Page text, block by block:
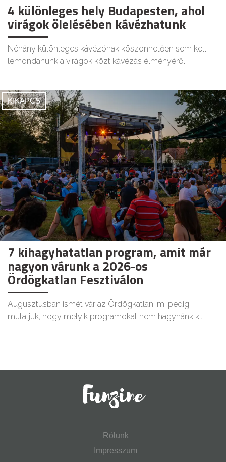
4 különleges hely Budapesten, ahol
virágok ölelésében kávézhatunk
Néhány különleges kávézónak köszönhetően sem kell
lemondanunk a virágok közt kávézás élményéről.
KIKAPCS
7 kihagyhatatlan program, amit már
nagyon várunk a 2026-os
Ördögkatlan Fesztiválon
Augusztusban ismét vár az Ördögkatlan, mi pedig
mutatjuk, hogy melyik programokat nem hagynánk ki.
Rólunk
Impresszum